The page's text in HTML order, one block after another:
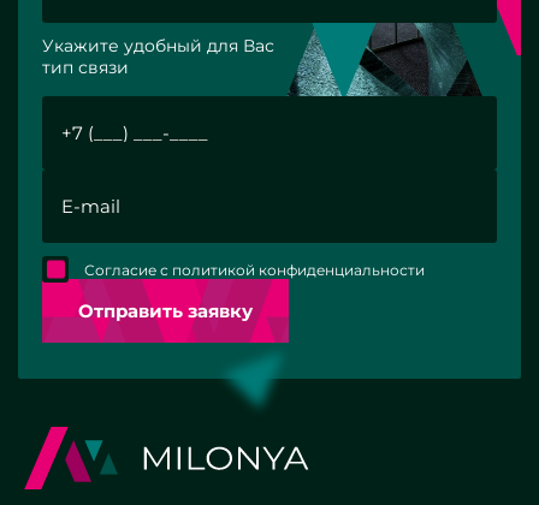
Укажите удобный для Вас
тип связи
Отправить заявку
Согласие с политикой конфиденциальности